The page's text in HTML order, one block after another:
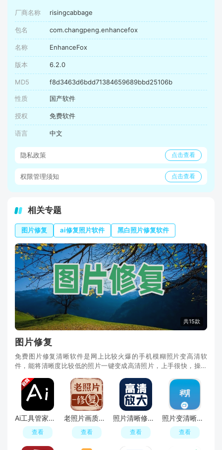
厂商名称 risingcabbage
包名 com.changpeng.enhancefox
名称 EnhanceFox
版本 6.2.0
MD5 f8d3463d6bdd71384659689bbd25106b
性质 国产软件
授权 免费软件
语言 中文
隐私政策 点击查看
权限管理须知 点击查看
相关专题
图片修复 ai修复照片软件 黑白照片修复软件
共15款
图片修复
免费图片修复清晰软件是网上比较火爆的手机模糊照片变高清软
件，能将清晰度比较低的照片一键变成高清照片，上手很快，操作
照片画质修复等软件，随时随地将手机中比较模糊的照片进行快速
处理！
Ai工具管家手机定制版官方版
查看
老照片画质修复清晰版app手机版
查看
照片清晰修复软件最新版本(老照片清晰度免费修复软件)
查看
照片变清晰助手手机软件
查看